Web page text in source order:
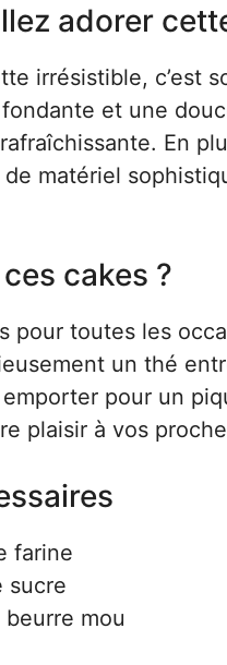
adorer
irrésistible, c’est
et une
En
matériel
cakes ?
pour toutes les
un thé
pour un
plaisir à vos
farine
sucre
beurre mou